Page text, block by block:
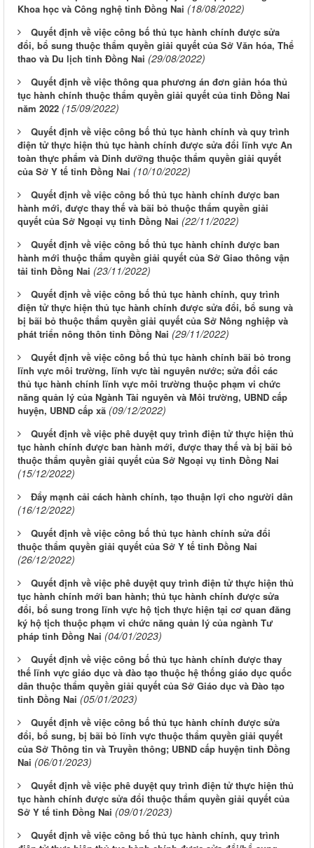
Khoa học và Công nghệ tỉnh Đồng Nai (18/08/2022)
Quyết định về việc công bố thủ tục hành chính được sửa
đổi, bổ sung thuộc thẩm quyền giải quyết của Sở Văn hóa, Thể
thao và Du lịch tỉnh Đồng Nai (29/08/2022)
Quyết định về việc thông qua phương án đơn giản hóa thủ
tục hành chính thuộc thẩm quyền giải quyết của tỉnh Đồng Nai
năm 2022 (15/09/2022)
Quyết định về việc công bố thủ tục hành chính và quy trình
điện tử thực hiện thủ tục hành chính được sửa đổi lĩnh vực An
toàn thực phẩm và Dinh dưỡng thuộc thẩm quyền giải quyết
của Sở Y tế tỉnh Đồng Nai (10/10/2022)
Quyết định về việc công bố thủ tục hành chính được ban
hành mới, được thay thế và bãi bỏ thuộc thẩm quyền giải
quyết của Sở Ngoại vụ tỉnh Đồng Nai (22/11/2022)
Quyết định về việc công bố thủ tục hành chính được ban
hành mới thuộc thẩm quyền giải quyết của Sở Giao thông vận
tải tỉnh Đồng Nai (23/11/2022)
Quyết định về việc công bố thủ tục hành chính, quy trình
điện tử thực hiện thủ tục hành chính được sửa đổi, bổ sung và
bị bãi bỏ thuộc thẩm quyền giải quyết của Sở Nông nghiệp và
phát triển nông thôn tỉnh Đồng Nai (29/11/2022)
Quyết định về việc công bố thủ tục hành chính bãi bỏ trong
lĩnh vực môi trường, lĩnh vực tài nguyên nước; sửa đổi các
thủ tục hành chính lĩnh vực môi trường thuộc phạm vi chức
năng quản lý của Ngành Tài nguyên và Môi trường, UBND cấp
huyện, UBND cấp xã (09/12/2022)
Quyết định về việc phê duyệt quy trình điện tử thực hiện thủ
tục hành chính được ban hành mới, được thay thế và bị bãi bỏ
thuộc thẩm quyền giải quyết của Sở Ngoại vụ tỉnh Đồng Nai
(15/12/2022)
Đẩy mạnh cải cách hành chính, tạo thuận lợi cho người dân
(16/12/2022)
Quyết định về việc công bố thủ tục hành chính sửa đổi
thuộc thẩm quyền giải quyết của Sở Y tế tỉnh Đồng Nai
(26/12/2022)
Quyết định về việc phê duyệt quy trình điện tử thực hiện thủ
tục hành chính mới ban hành; thủ tục hành chính được sửa
đổi, bổ sung trong lĩnh vực hộ tịch thực hiện tại cơ quan đăng
ký hộ tịch thuộc phạm vi chức năng quản lý của ngành Tư
pháp tỉnh Đồng Nai (04/01/2023)
Quyết định về việc công bố thủ tục hành chính được thay
thế lĩnh vực giáo dục và đào tạo thuộc hệ thống giáo dục quốc
dân thuộc thẩm quyền giải quyết của Sở Giáo dục và Đào tạo
tỉnh Đồng Nai (05/01/2023)
Quyết định về việc công bố thủ tục hành chính được sửa
đổi, bổ sung, bị bãi bỏ lĩnh vực thuộc thẩm quyền giải quyết
của Sở Thông tin và Truyền thông; UBND cấp huyện tỉnh Đồng
Nai (06/01/2023)
Quyết định về việc phê duyệt quy trình điện tử thực hiện thủ
tục hành chính được sửa đổi thuộc thẩm quyền giải quyết của
Sở Y tế tỉnh Đồng Nai (09/01/2023)
Quyết định về việc công bố thủ tục hành chính, quy trình